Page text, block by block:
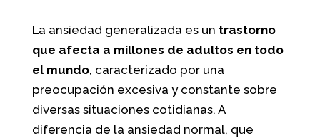
La ansiedad generalizada es un trastorno
que afecta a millones de adultos en todo
el mundo, caracterizado por una
preocupación excesiva y constante sobre
diversas situaciones cotidianas. A
diferencia de la ansiedad normal, que